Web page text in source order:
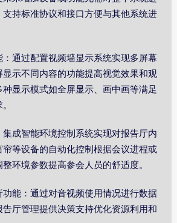
持标准协议和接口方便与其他系统进
通过配置视频墙显示系统实现多屏幕
显示不同内容的功能提高视觉效果和观
显示模式如全屏显示、画中画等满足
成智能环境控制系统实现对报告厅内
等设备的自动化控制根据会议进程或
环境参数提高参会人员的舒适度。
能：通过对音视频使用情况进行数据
厅管理提供决策支持优化资源利用和